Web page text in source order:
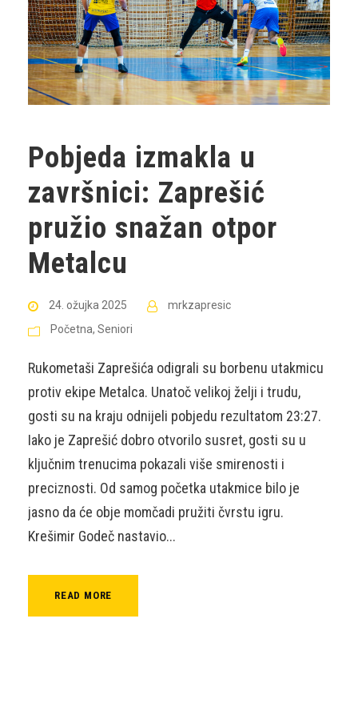
Pobjeda izmakla u
završnici: Zaprešić
pružio snažan otpor
Metalcu
24. ožujka 2025
mrkzapresic
Početna, Seniori
Rukometaši Zaprešića odigrali su borbenu utakmicu
protiv ekipe Metalca. Unatoč velikoj želji i trudu,
gosti su na kraju odnijeli pobjedu rezultatom 23:27.
Iako je Zaprešić dobro otvorilo susret, gosti su u
ključnim trenucima pokazali više smirenosti i
preciznosti. Od samog početka utakmice bilo je
jasno da će obje momčadi pružiti čvrstu igru.
Krešimir Godeč nastavio...
READ MORE